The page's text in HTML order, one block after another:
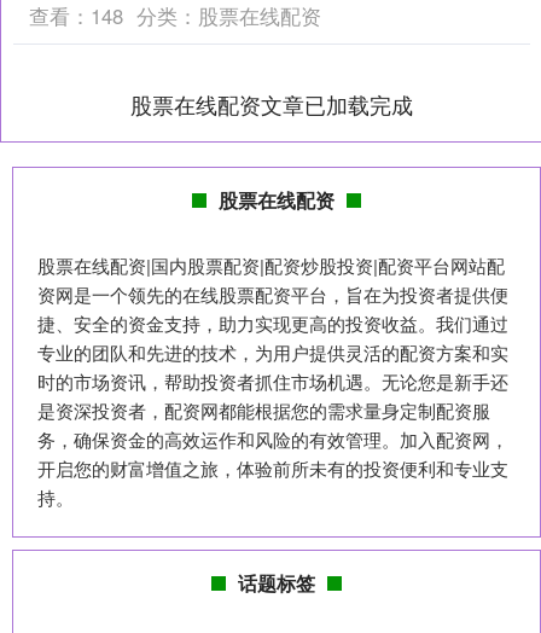
查看： 148 分类： 股票在线配资
股票在线配资文章已加载完成
股票在线配资
股票在线配资|国内股票配资|配资炒股投资|配资平台网站配
资网是一个领先的在线股票配资平台，旨在为投资者提供便
捷、安全的资金支持，助力实现更高的投资收益。我们通过
专业的团队和先进的技术，为用户提供灵活的配资方案和实
时的市场资讯，帮助投资者抓住市场机遇。无论您是新手还
是资深投资者，配资网都能根据您的需求量身定制配资服
务，确保资金的高效运作和风险的有效管理。加入配资网，
开启您的财富增值之旅，体验前所未有的投资便利和专业支
持。
话题标签